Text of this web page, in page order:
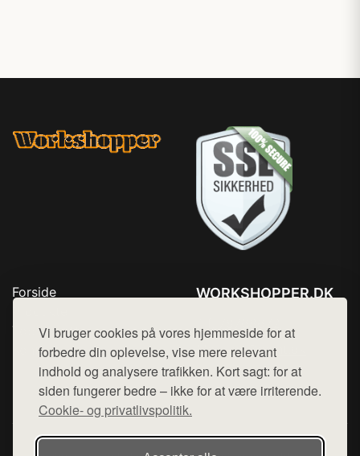
Vi bruger cookies på vores hjemmeside for at
forbedre din oplevelse, vise mere relevant
indhold og analysere trafikken. Kort sagt: for at
siden fungerer bedre – ikke for at være irriterende.
Cookie- og privatlivspolitik.
Forside
Top Rabatter
Kontakt
WORKSHOPPER.DK
Mail: hej@want.dk
Cookie- og privatlivspolitik